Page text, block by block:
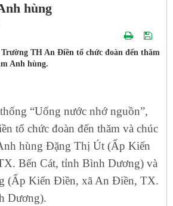
hùng
Trường TH An Điền tổ chức đoàn đến thăm
Anh hùng.
“Uống nước nhớ nguồn”,
tổ chức đoàn đến thăm và chúc
hùng Đặng Thị Út (Ấp Kiến
Bến Cát, tỉnh Bình Dương) và
(Ấp Kiến Điền, xã An Điền, TX.
Dương).